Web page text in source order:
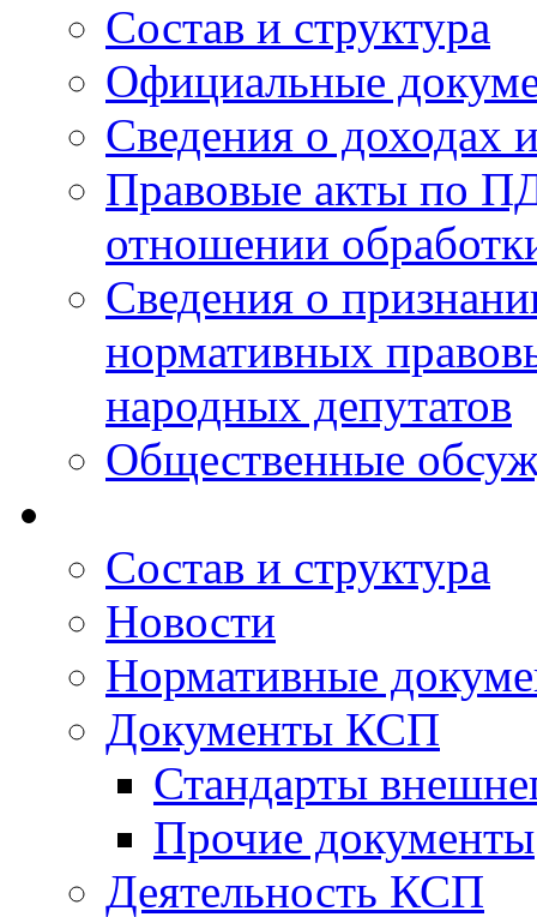
Состав и структура
Официальные
Сведения о доходах
Правовые акты по
отношении
Сведения о
нормативных
народных депутатов
Общественные
Состав и структура
Новости
Нормативные
Документы КСП
Стандарты
Прочие документы
Деятельность КСП